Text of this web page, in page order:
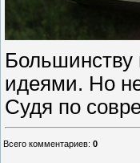
Большинству
идеями. Но
Судя по
Всего комментариев: 0